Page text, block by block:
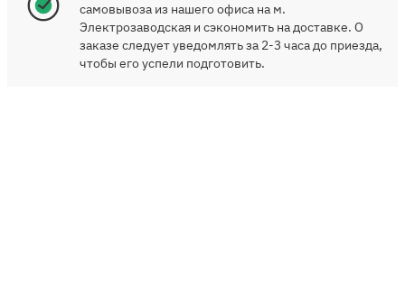
самовывоза из нашего офиса на м.
Электрозаводская и сэкономить на доставке. О
заказе следует уведомлять за 2-3 часа до приезда,
чтобы его успели подготовить.